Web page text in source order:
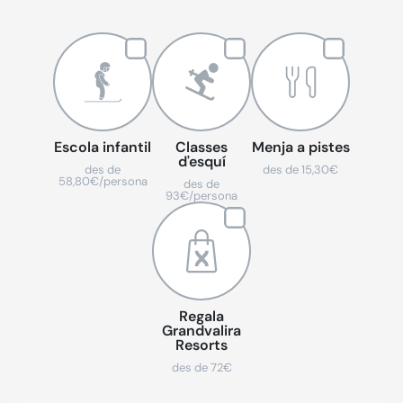
Escola infantil
des de
58,80€/persona
Classes
d'esquí
des de
93€/persona
Menja a pistes
des de 15,30€
Regala
Grandvalira
Resorts
des de 72€